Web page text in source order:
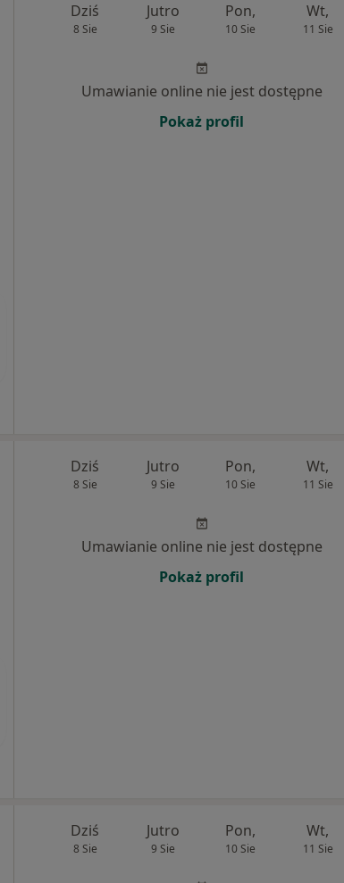
Dziś
8 Sie
Jutro
9 Sie
Pon,
10 Sie
Wt,
11 Sie
Umawianie online nie jest dostępne
Pokaż profil
Dziś
8 Sie
Jutro
9 Sie
Pon,
10 Sie
Wt,
11 Sie
Umawianie online nie jest dostępne
Pokaż profil
Dziś
8 Sie
Jutro
9 Sie
Pon,
10 Sie
Wt,
11 Sie